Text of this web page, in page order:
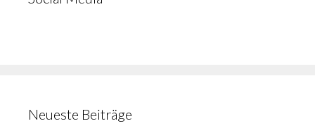
Neueste Beiträge